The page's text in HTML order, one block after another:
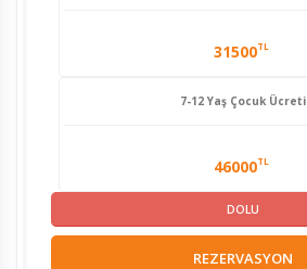
31500TL
7-12 Yaş Çocuk Ücreti
46000TL
DOLU
REZERVASYON